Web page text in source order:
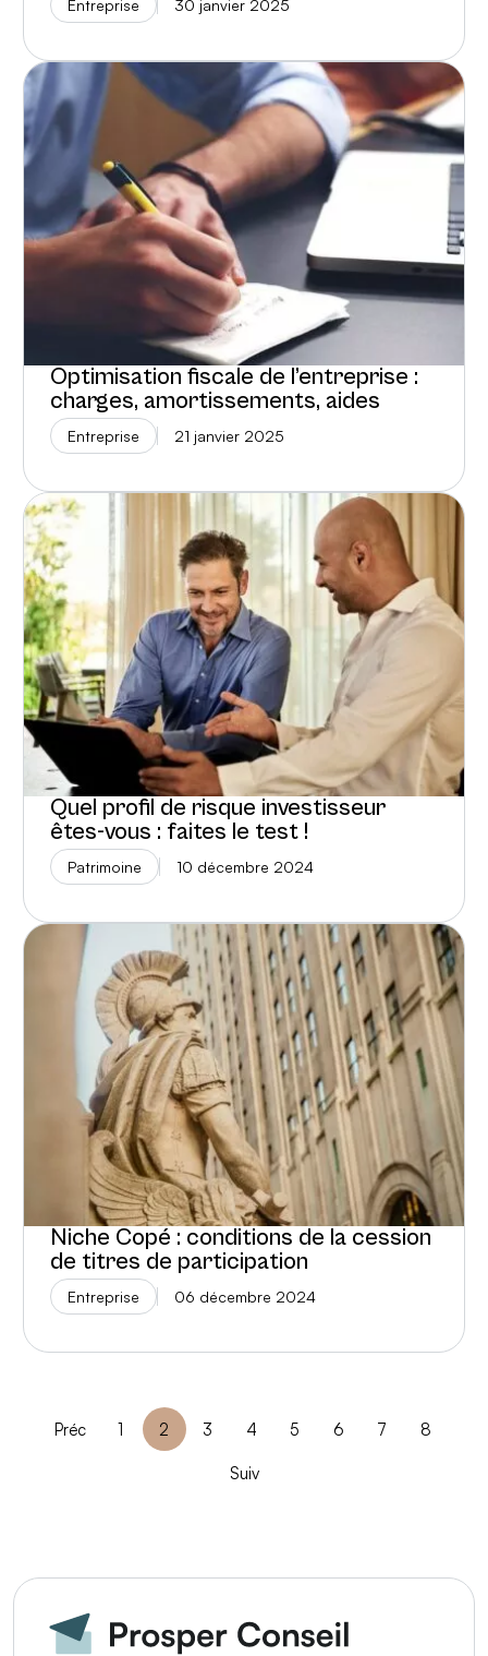
Entreprise 30 janvier 2025
Optimisation fiscale de l’entreprise :
charges, amortissements, aides
Entreprise 21 janvier 2025
Quel profil de risque investisseur
êtes-vous : faites le test !
Patrimoine 10 décembre 2024
Niche Copé : conditions de la cession
de titres de participation
Entreprise 06 décembre 2024
Préc 1 2 3 4 5 6 7 8
Suiv